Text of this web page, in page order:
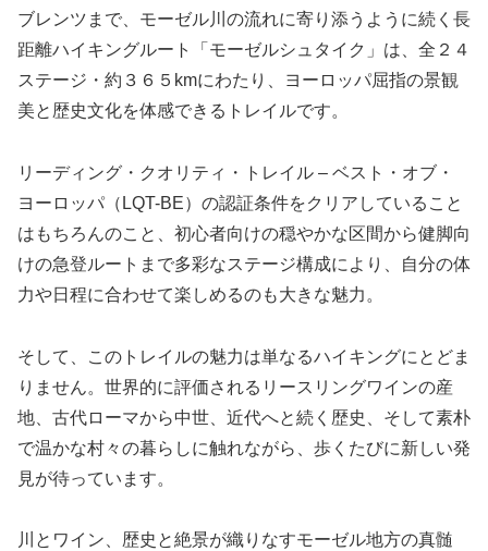
ブレンツまで、モーゼル川の流れに寄り添うように続く長
距離ハイキングルート「モーゼルシュタイク」は、全２４
ステージ・約３６５kmにわたり、ヨーロッパ屈指の景観
美と歴史文化を体感できるトレイルです。
リーディング・クオリティ・トレイル – ベスト・オブ・
ヨーロッパ（LQT-BE）の認証条件をクリアしていること
はもちろんのこと、初心者向けの穏やかな区間から健脚向
けの急登ルートまで多彩なステージ構成により、自分の体
力や日程に合わせて楽しめるのも大きな魅力。
そして、このトレイルの魅力は単なるハイキングにとどま
りません。世界的に評価されるリースリングワインの産
地、古代ローマから中世、近代へと続く歴史、そして素朴
で温かな村々の暮らしに触れながら、歩くたびに新しい発
見が待っています。
川とワイン、歴史と絶景が織りなすモーゼル地方の真髄